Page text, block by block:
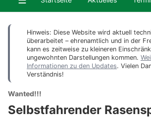
Hinweis: Diese Website wird aktuell
überarbeitet – ehrenamtlich und in der
kann es zeitweise zu kleineren
ungewohnten Darstellungen kommen.
Informationen zu den Updates. Vielen
Verständnis!
Wanted!!!
Selbstfahrender